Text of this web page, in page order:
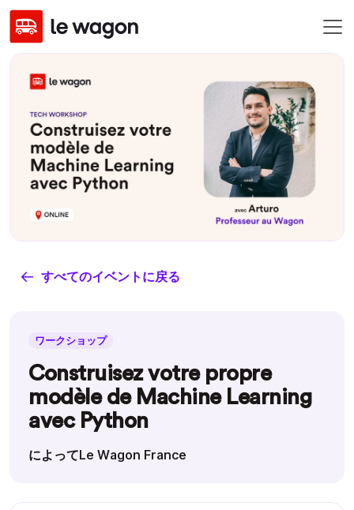
すべてのイベントに戻る
ワークショップ
Construisez votre propre
modèle de Machine Learning
avec Python
によってLe Wagon France